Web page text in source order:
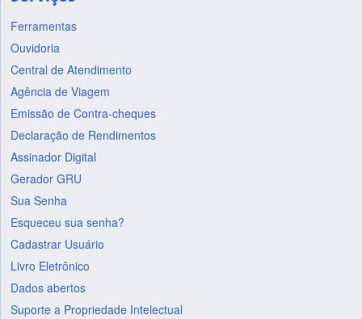
Ferramentas
Ouvidoria
Central de Atendimento
Agência de Viagem
Emissão de Contra-cheques
Declaração de Rendimentos
Assinador Digital
Gerador GRU
Sua Senha
Esqueceu sua senha?
Cadastrar Usuário
Livro Eletrônico
Dados abertos
Suporte a Propriedade Intelectual